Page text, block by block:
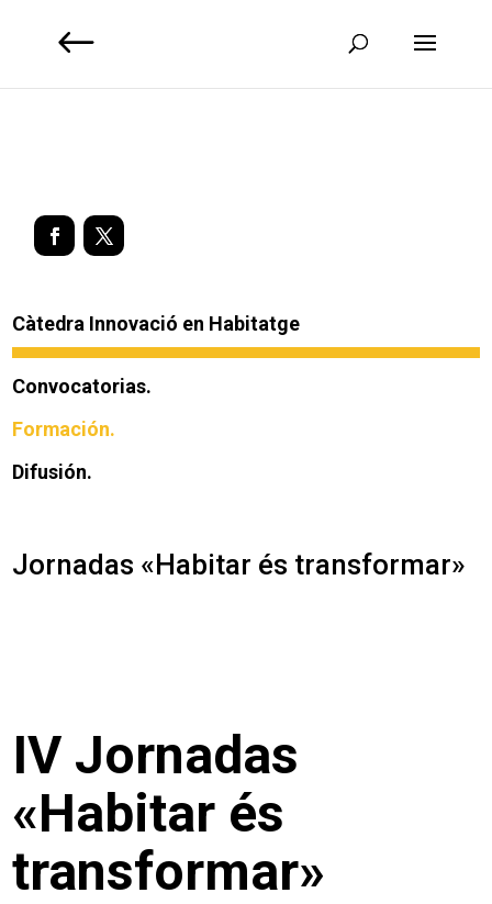
Càtedra Innovació en Habitatge
Convocatorias.
Formación.
Difusión.
Jornadas «Habitar és transformar»
IV Jornadas
«Habitar és
transformar»